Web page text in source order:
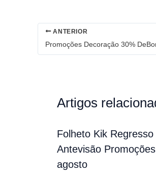
ANTERIOR
Artigos
Folheto Kik
Antevisão
agosto